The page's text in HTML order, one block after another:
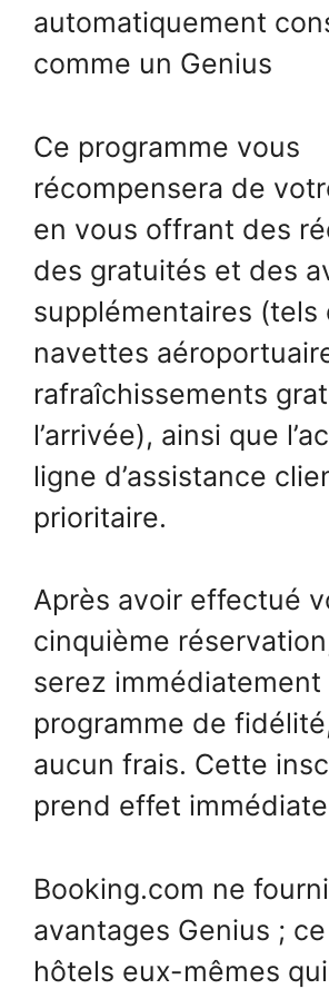
automatiquement
comme un Genius
Ce programme vous
récompensera de
en vous offrant des
des gratuités et des
supplémentaires (tels
navettes
rafraîchissements
l’arrivée), ainsi que
ligne d’assistance
prioritaire.
Après avoir effectué
cinquième
serez immédiatement
programme de
aucun frais. Cette
prend effet
Booking.com ne
avantages Genius ;
hôtels eux-mêmes